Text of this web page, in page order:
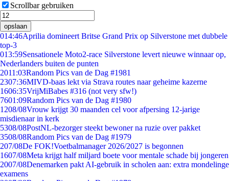
Scrollbar gebruiken
opslaan
014:46Aprilia domineert Britse Grand Prix op Silverstone met dubbele
top-3
013:59Sensationele Moto2-race Silverstone levert nieuwe winnaar op,
Nederlanders buiten de punten
2011:03Random Pics van de Dag #1981
2307:36MIVD-baas lekt via Strava routes naar geheime kazerne
1606:35VrijMiBabes #316 (not very sfw!)
7601:09Random Pics van de Dag #1980
1208/08Vrouw krijgt 30 maanden cel voor afpersing 12-jarige
misdienaar in kerk
5308/08PostNL-bezorger steekt bewoner na ruzie over pakket
3508/08Random Pics van de Dag #1979
207/08De FOK!Voetbalmanager 2026/2027 is begonnen
1607/08Meta krijgt half miljard boete voor mentale schade bij jongeren
2007/08Denemarken pakt AI-gebruik in scholen aan: extra mondelinge
examens